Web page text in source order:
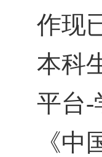
作现
本科
平台-
《